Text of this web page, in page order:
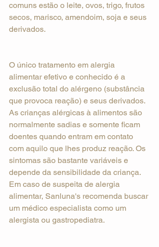
comuns estão o leite, ovos, trigo, frutos
secos, marisco, amendoim, soja e seus
derivados.
O único tratamento em alergia
alimentar efetivo e conhecido é a
exclusão total do alérgeno (substância
que provoca reação) e seus derivados.
As crianças alérgicas à alimentos são
normalmente sadias e somente ficam
doentes quando entram em contato
com aquilo que lhes produz reação. Os
sintomas são bastante variáveis e
depende da sensibilidade da criança.
Em caso de suspeita de alergia
alimentar, Sanluna's recomenda buscar
um médico especialista como um
alergista ou gastropediatra.